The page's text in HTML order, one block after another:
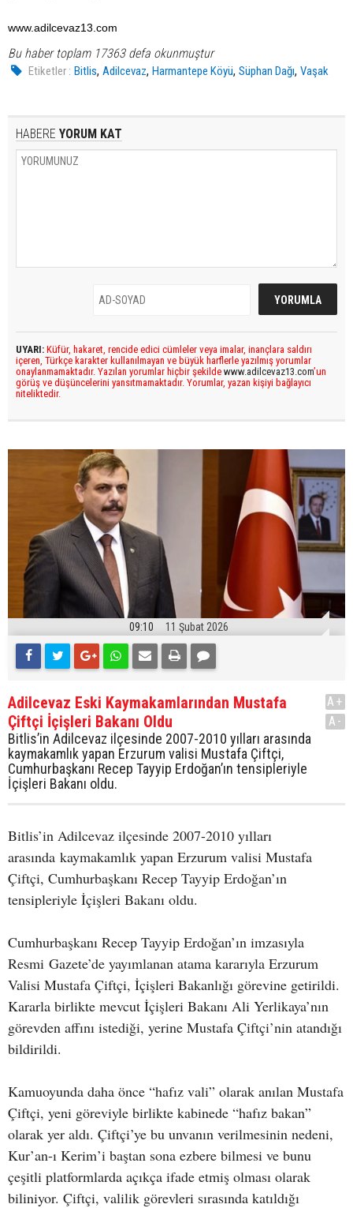
www.adilcevaz13.com
Bu haber toplam 17363 defa okunmuştur
Etiketler : Bitlis,Adilcevaz,Harmantepe Köyü,Süphan Dağı,Vaşak
HABERE YORUM KAT
UYARI: Küfür, hakaret, rencide edici cümleler veya imalar, inançlara saldırı
içeren, Türkçe karakter kullanılmayan ve büyük harflerle yazılmış yorumlar
onaylanmamaktadır. Yazılan yorumlar hiçbir şekilde www.adilcevaz13.com’un
görüş ve düşüncelerini yansıtmamaktadır. Yorumlar, yazan kişiyi bağlayıcı
niteliktedir.
09:10 11 Şubat 2026
Adilcevaz Eski Kaymakamlarından Mustafa
Çiftçi İçişleri Bakanı Oldu
Bitlis’in Adilcevaz ilçesinde 2007-2010 yılları arasında
kaymakamlık yapan Erzurum valisi Mustafa Çiftçi,
Cumhurbaşkanı Recep Tayyip Erdoğan’ın tensipleriyle
İçişleri Bakanı oldu.
A+
A-
Bitlis’in Adilcevaz ilçesinde 2007-2010 yılları
arasında kaymakamlık yapan Erzurum valisi Mustafa
Çiftçi, Cumhurbaşkanı Recep Tayyip Erdoğan’ın
tensipleriyle İçişleri Bakanı oldu.
Cumhurbaşkanı Recep Tayyip Erdoğan’ın imzasıyla
Resmi Gazete’de yayımlanan atama kararıyla Erzurum
Valisi Mustafa Çiftçi, İçişleri Bakanlığı görevine getirildi.
Kararla birlikte mevcut İçişleri Bakanı Ali Yerlikaya’nın
görevden affını istediği, yerine Mustafa Çiftçi’nin atandığı
bildirildi.
Kamuoyunda daha önce “hafız vali” olarak anılan Mustafa
Çiftçi, yeni göreviyle birlikte kabinede “hafız bakan”
olarak yer aldı. Çiftçi’ye bu unvanın verilmesinin nedeni,
Kur’an-ı Kerim’i baştan sona ezbere bilmesi ve bunu
çeşitli platformlarda açıkça ifade etmiş olması olarak
biliniyor. Çiftçi, valilik görevleri sırasında katıldığı